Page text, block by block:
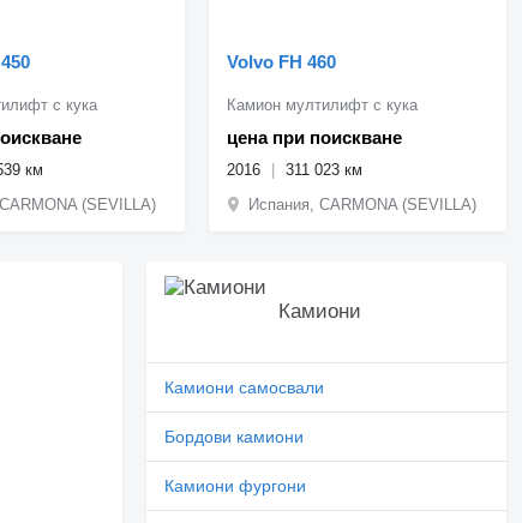
с кука
км
(SEVILLA)
Volvo FH 460
цена при поискване
Камион мултилифт с кука
2016
311 023 км
Испания, CARMONA (SEVILLA)
Камиони
Камиони самосвали
Бордови камиони
Камиони фургони